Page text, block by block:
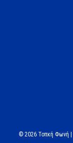
© 2026 Τοπκή Φωνή |